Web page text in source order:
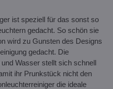
ist speziell für das sonst so
gedacht. So schön sie
wird zu Gunsten des Designs
gedacht. Die
Wasser stellt sich schnell
ihr Prunkstück nicht den
die ideale